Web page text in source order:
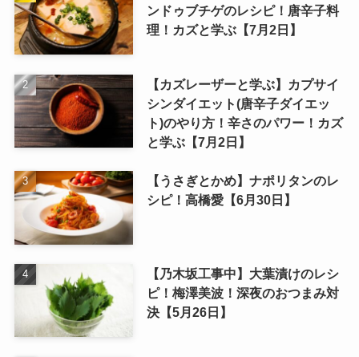
ンドゥブチゲのレシピ！唐辛子料
理！カズと学ぶ【7月2日】
【カズレーザーと学ぶ】カプサイ
シンダイエット(唐辛子ダイエッ
ト)のやり方！辛さのパワー！カズ
と学ぶ【7月2日】
【うさぎとかめ】ナポリタンのレ
シピ！高橋愛【6月30日】
【乃木坂工事中】大葉漬けのレシ
ピ！梅澤美波！深夜のおつまみ対
決【5月26日】